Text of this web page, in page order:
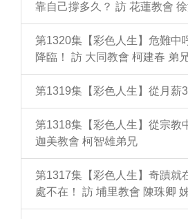
靠自己撐多久？ 訪 花蓮教會
第1320集【彩色人生】危難中
降臨！ 訪 大同教會 柯建春 弟
第1319集【彩色人生】從月薪
第1318集【彩色人生】從宗教
迦美教會 柯智雄弟兄
第1317集【彩色人生】奇蹟就
處不在！ 訪 埔里教會 陳珠卿